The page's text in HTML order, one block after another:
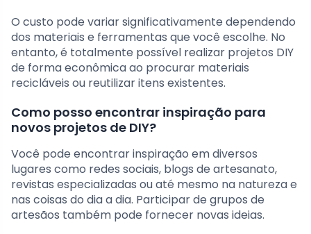
O custo pode variar significativamente dependendo
dos materiais e ferramentas que você escolhe. No
entanto, é totalmente possível realizar projetos DIY
de forma econômica ao procurar materiais
recicláveis ou reutilizar itens existentes.
Como posso encontrar inspiração para
novos projetos de DIY?
Você pode encontrar inspiração em diversos
lugares como redes sociais, blogs de artesanato,
revistas especializadas ou até mesmo na natureza e
nas coisas do dia a dia. Participar de grupos de
artesãos também pode fornecer novas ideias.